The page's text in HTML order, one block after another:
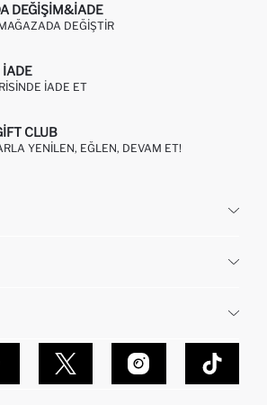
DEĞIŞIM&İADE
DEĞIŞTIR
IADE
IADE ET
CLUB
YENILEN, EĞLEN, DEVAM ET!
EDERIM?
SORULAR